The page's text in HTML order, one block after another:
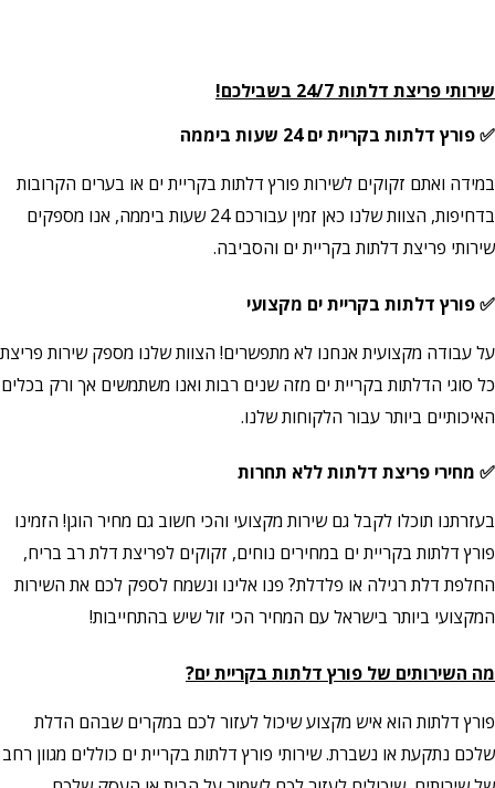
שירותי פריצת דלתות 24/7 בשבילכם!
✅ פורץ דלתות בקריית ים 24 שעות ביממה
במידה ואתם זקוקים לשירות פורץ דלתות בקריית ים או בערים הקרובות
בדחיפות, הצוות שלנו כאן זמין עבורכם 24 שעות ביממה, אנו מספקים
שירותי פריצת דלתות בקריית ים והסביבה.
✅ פורץ דלתות בקריית ים מקצועי
על עבודה מקצועית אנחנו לא מתפשרים! הצוות שלנו מספק שירות פריצת
כל סוגי הדלתות בקריית ים מזה שנים רבות ואנו משתמשים אך ורק בכלים
האיכותיים ביותר עבור הלקוחות שלנו.
✅ מחירי פריצת דלתות ללא תחרות
בעזרתנו תוכלו לקבל גם שירות מקצועי והכי חשוב גם מחיר הוגן! הזמינו
פורץ דלתות בקריית ים במחירים נוחים, זקוקים לפריצת דלת רב בריח,
החלפת דלת רגילה או פלדלת? פנו אלינו ונשמח לספק לכם את השירות
המקצועי ביותר בישראל עם המחיר הכי זול שיש בהתחייבות!
מה השירותים של פורץ דלתות בקריית ים?
פורץ דלתות הוא איש מקצוע שיכול לעזור לכם במקרים שבהם הדלת
שלכם נתקעת או נשברת. שירותי פורץ דלתות בקריית ים כוללים מגוון רחב